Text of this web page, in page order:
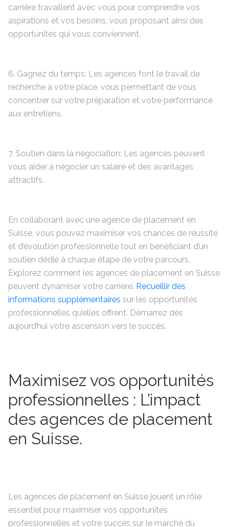
carrière travaillent avec vous pour comprendre vos
aspirations et vos besoins, vous proposant ainsi des
opportunités qui vous conviennent.
6. Gagnez du temps: Les agences font le travail de
recherche à votre place, vous permettant de vous
concentrer sur votre préparation et votre performance
aux entretiens.
7. Soutien dans la négociation: Les agences peuvent
vous aider à négocier un salaire et des avantages
attractifs.
En collaborant avec une agence de placement en
Suisse, vous pouvez maximiser vos chances de réussite
et d’évolution professionnelle tout en bénéficiant d’un
soutien dédié à chaque étape de votre parcours.
Explorez comment les agences de placement en Suisse
peuvent dynamiser votre carrière. Recueillir des
informations supplémentaires sur les opportunités
professionnelles qu’elles offrent. Démarrez dès
aujourd’hui votre ascension vers le succès.
Maximisez vos opportunités
professionnelles : L’impact
des agences de placement
en Suisse.
Les agences de placement en Suisse jouent un rôle
essentiel pour maximiser vos opportunités
professionnelles et votre succès sur le marché du